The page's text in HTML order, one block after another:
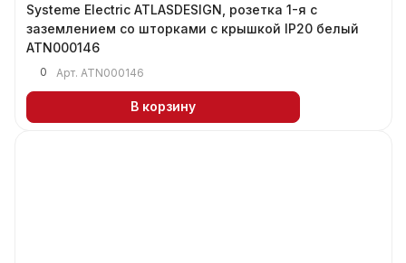
Systeme Electric ATLASDESIGN, розетка 1-я с
заземлением со шторками с крышкой IP20 белый
ATN000146
0 Арт. ATN000146
В корзину